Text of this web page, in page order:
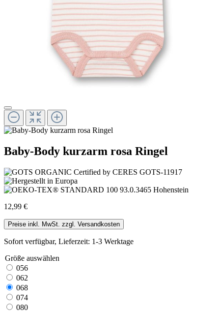
Baby-Body kurzarm rosa Ringel
12,99 €
Preise inkl. MwSt. zzgl. Versandkosten
Sofort verfügbar, Lieferzeit: 1-3 Werktage
Größe auswählen
056
062
068
074
080